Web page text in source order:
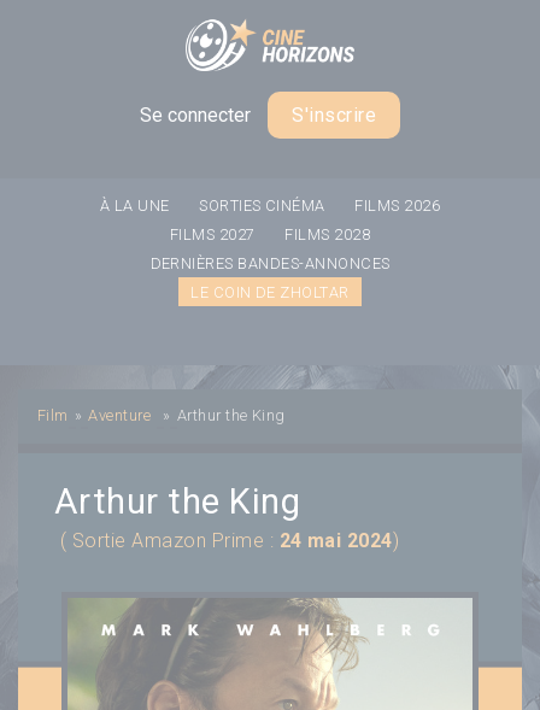
Se connecter S'inscrire
À LA UNE SORTIES CINÉMA
FILMS 2026
FILMS 2027
FILMS 2028
DERNIÈRES BANDES-ANNONCES
LE COIN DE ZHOLTAR
Film » Aventure » Arthur the King
Arthur the King
( Sortie Amazon Prime : 24 mai 2024)
Panneau de gestion des cookies